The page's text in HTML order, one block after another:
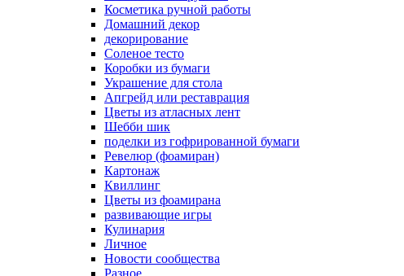
Косметика ручной работы
Домашний декор
декорирование
Соленое тесто
Коробки из бумаги
Украшение для стола
Апгрейд или реставрация
Цветы из атласных лент
Шебби шик
поделки из гофрированной бумаги
Ревелюр (фоамиран)
Картонаж
Квиллинг
Цветы из фоамирана
развивающие игры
Кулинария
Личное
Новости сообщества
Разное